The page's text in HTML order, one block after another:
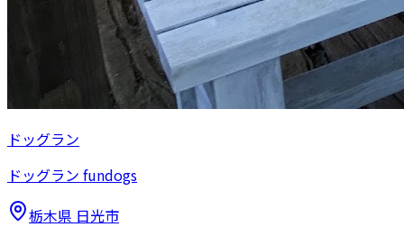
ドッグラン
ドッグラン fundogs
栃木県 日光市